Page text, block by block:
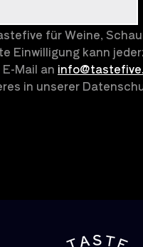
für Weine,
Einwilligung kann
Mail an
in unserer